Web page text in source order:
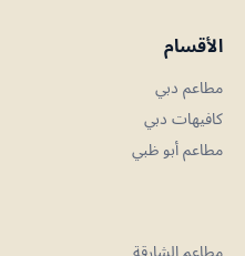
الأقسام
مطاعم دبي
كافيهات دبي
مطاعم أبو ظبي
مطاعم الشارقة